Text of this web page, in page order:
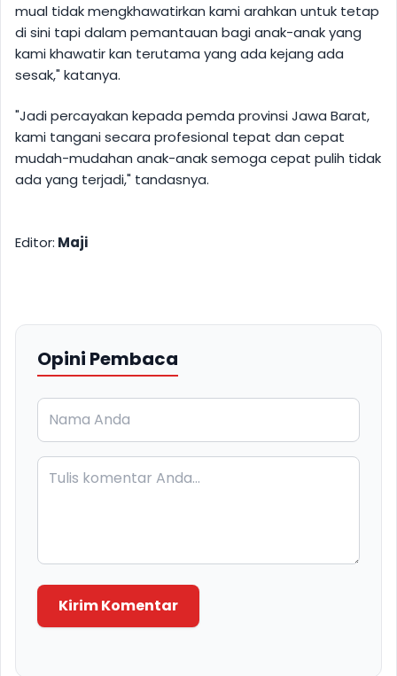
mual tidak mengkhawatirkan kami arahkan untuk tetap
di sini tapi dalam pemantauan bagi anak-anak yang
kami khawatir kan terutama yang ada kejang ada
sesak," katanya.
"Jadi percayakan kepada pemda provinsi Jawa Barat,
kami tangani secara profesional tepat dan cepat
mudah-mudahan anak-anak semoga cepat pulih tidak
ada yang terjadi," tandasnya.
Editor: Maji
Opini Pembaca
Kirim Komentar